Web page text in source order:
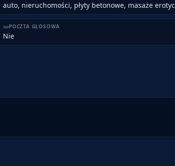
auto, nieruchomości, płyty betonowe, masaże
POCZTA GŁOSOWA
Nie